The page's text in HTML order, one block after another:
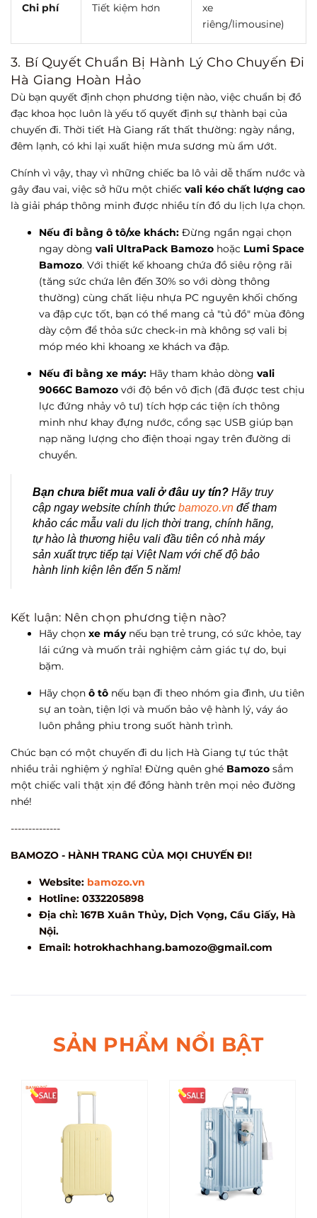
Chi phí Tiết kiệm hơn
xe
riêng/limousine)
3. Bí Quyết Chuẩn Bị Hành Lý Cho Chuyến Đi
Hà Giang Hoàn Hảo
Dù bạn quyết định chọn phương tiện nào, việc chuẩn bị đồ
đạc khoa học luôn là yếu tố quyết định sự thành bại của
chuyến đi. Thời tiết Hà Giang rất thất thường: ngày nắng,
đêm lạnh, có khi lại xuất hiện mưa sương mù ẩm ướt.
Chính vì vậy, thay vì những chiếc ba lô vải dễ thấm nước và
gây đau vai, việc sở hữu một chiếc vali kéo chất lượng cao
là giải pháp thông minh được nhiều tín đồ du lịch lựa chọn.
Nếu đi bằng ô tô/xe khách: Đừng ngần ngại chọn
ngay dòng vali UltraPack Bamozo hoặc Lumi Space
Bamozo. Với thiết kế khoang chứa đồ siêu rộng rãi
(tăng sức chứa lên đến 30% so với dòng thông
thường) cùng chất liệu nhựa PC nguyên khối chống
va đập cực tốt, bạn có thể mang cả "tủ đồ" mùa đông
dày cộm để thỏa sức check-in mà không sợ vali bị
móp méo khi khoang xe khách va đập.
Nếu đi bằng xe máy: Hãy tham khảo dòng vali
9066C Bamozo với độ bền vô địch (đã được test chịu
lực đứng nhảy vô tư) tích hợp các tiện ích thông
minh như khay đựng nước, cổng sạc USB giúp bạn
nạp năng lượng cho điện thoại ngay trên đường di
chuyển.
Bạn chưa biết mua vali ở đâu uy tín? Hãy truy
cập ngay website chính thức bamozo.vn để tham
khảo các mẫu vali du lịch thời trang, chính hãng,
tự hào là thương hiệu vali đầu tiên có nhà máy
sản xuất trực tiếp tại Việt Nam với chế độ bảo
hành linh kiện lên đến 5 năm!
Kết luận: Nên chọn phương tiện nào?
Hãy chọn xe máynếu bạn trẻ trung, có sức khỏe, tay
lái cứng và muốn trải nghiệm cảm giác tự do, bụi
bặm.
Hãy chọn ô tô nếu bạn đi theo nhóm gia đình, ưu tiên
sự an toàn, tiện lợi và muốn bảo vệ hành lý, váy áo
luôn phẳng phiu trong suốt hành trình.
Chúc bạn có một chuyến đi du lịch Hà Giang tự túc thật
nhiều trải nghiệm ý nghĩa! Đừng quên ghé Bamozo sắm
một chiếc vali thật xịn để đồng hành trên mọi nẻo đường
nhé!
--------------
BAMOZO - HÀNH TRANG CỦA MỌI CHUYẾN ĐI!
Website: bamozo.vn
Hotline: 0332205898
Địa chỉ: 167B Xuân Thủy, Dịch Vọng, Cầu Giấy, Hà
Nội.
Email: hotrokhachhang.bamozo@gmail.com
SẢN PHẨM NỔI BẬT